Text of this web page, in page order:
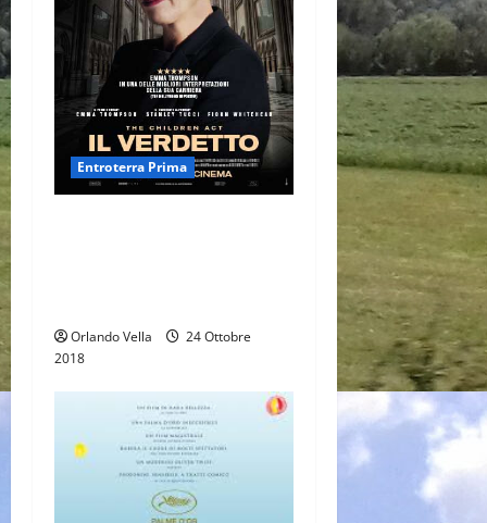
Entroterra Prima
Orlando Vella
24 Ottobre
2018